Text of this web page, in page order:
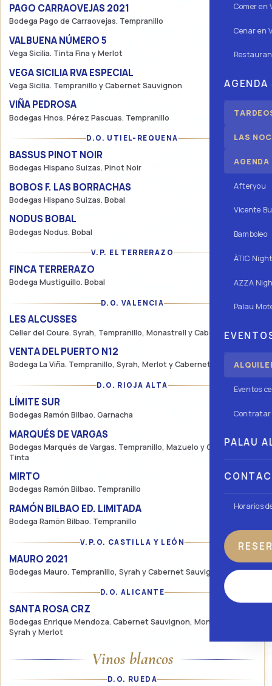
Comer en
Cenar en
AGENDA
LAS
Afteryou
Vicente
Bamboleo
ÀTIC
AZZA
Palau
Eventos
Contratar
PALAU
Horarios
QUÉ HACER
PAGO CARRAOVEJAS 2021 61,25€
Bodega Pago de Carraovejas. Tempranillo
VALBUENA NÚMERO 5
Vega Sicilia. Tinta Fina y Merlot
VEGA SICILIA RVA ESPECIAL
Vega Sicilia. Tempranillo y Cabernet Sauvignon
VIÑA PEDROSA 43,75€
Bodegas Hnos. Pérez Pascuas. Tempranillo
D.O. UTIEL-REQUENA
BASSUS PINOT NOIR
Bodegas Hispano Suizas. Pinot Noir
BOBOS F. LAS BORRACHAS 42,50€
Bodegas Hispano Suizas. Bobal
NODUS BOBAL
Bodegas Nodus. Bobal
V.P. EL TERRERAZO
FINCA TERRERAZO
Bodega Mustiguillo. Bobal
D.O. VALENCIA
LES ALCUSSES
Celler del Coure. Syrah, Tempranillo, Monastrell y Cabernet
VENTA DEL PUERTO N12 32,50€
Bodega La Viña. Tempranillo, Syrah, Merlot y Cabernet Sauvignon
D.O. RIOJA ALTA
LÍMITE SUR
Bodegas Ramón Bilbao. Garnacha
MARQUÉS DE VARGAS
Bodegas Marqués de Vargas. Tempranillo, Mazuelo y Garnacha
Tinta
MIRTO 62,50€
Bodegas Ramón Bilbao. Tempranillo
RAMÓN BILBAO ED. LIMITADA 36,25€
Bodega Ramón Bilbao. Tempranillo
V.P.O. CASTILLA Y LEÓN
MAURO 2021 65€
Bodegas Mauro. Tempranillo, Syrah y Cabernet Sauvignon
D.O. ALICANTE
SANTA ROSA CRZ
Bodegas Enrique Mendoza. Cabernet Sauvignon, Monastrell,
Syrah y Merlot
Vinos blancos
D.O. RUEDA